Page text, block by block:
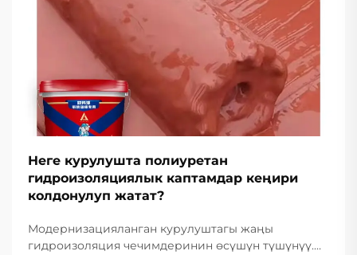
Неге курулушта полиуретан
гидроизоляциялык каптамдар кеңири
колдонулуп жатат?
Модернизацияланган курулуштагы жаңы
гидроизоляция чечимдеринин өсүшүн түшүнүү.